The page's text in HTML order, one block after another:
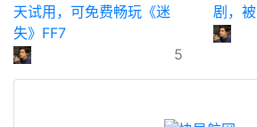
天试用，可免费畅玩《迷
失》FF7
5
剧，